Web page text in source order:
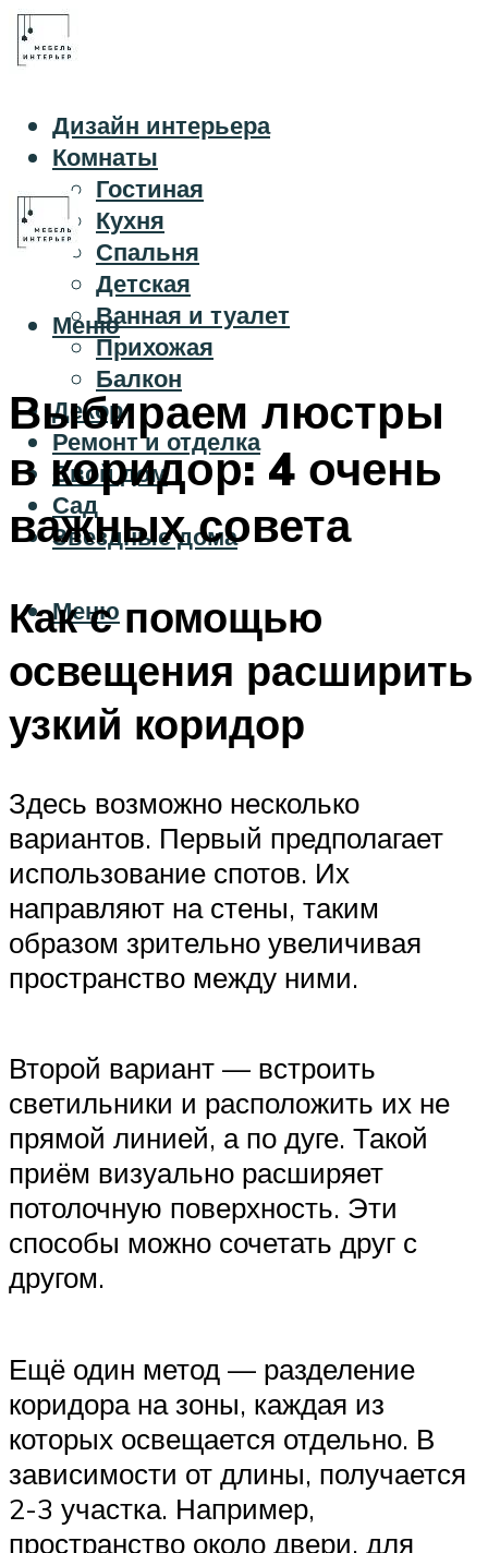
Дизайн интерьера
Комнаты
Гостиная
Кухня
Спальня
Детская
Ванная и туалет
Прихожая
Балкон
Декор
Ремонт и отделка
Свой дом
Сад
Звездные дома
Меню
Меню
Выбираем люстры
в коридор: 4 очень
важных совета
Как с помощью
освещения расширить
узкий коридор
Здесь возможно несколько
вариантов. Первый предполагает
использование спотов. Их
направляют на стены, таким
образом зрительно увеличивая
пространство между ними.
Второй вариант — встроить
светильники и расположить их не
прямой линией, а по дуге. Такой
приём визуально расширяет
потолочную поверхность. Эти
способы можно сочетать друг с
другом.
Ещё один метод — разделение
коридора на зоны, каждая из
которых освещается отдельно. В
зависимости от длины, получается
2-3 участка. Например,
пространство около двери, для